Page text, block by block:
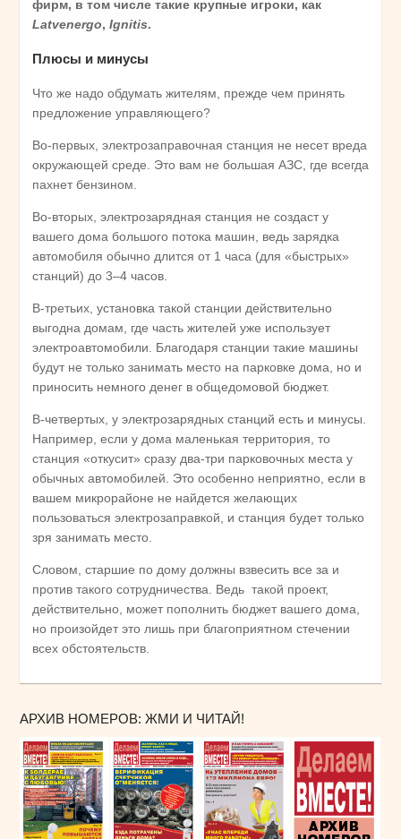
фирм, в том числе такие крупные игроки, как
Latvenergo, Ignitis.
Плюсы и минусы
Что же надо обдумать жителям, прежде чем принять
предложение управляющего?
Во-первых, электрозаправочная станция не несет вреда
окружающей среде. Это вам не большая АЗС, где всегда
пахнет бензином.
Во-вторых, электрозарядная станция не создаст у
вашего дома большого потока машин, ведь зарядка
автомобиля обычно длится от 1 часа (для «быстрых»
станций) до 3–4 часов.
В-третьих, установка такой станции действительно
выгодна домам, где часть жителей уже использует
электроавтомобили. Благодаря станции такие машины
будут не только занимать место на парковке дома, но и
приносить немного денег в общедомовой бюджет.
В-четвертых, у электрозарядных станций есть и минусы.
Например, если у дома маленькая территория, то
станция «откусит» сразу два-три парковочных места у
обычных автомобилей. Это особенно неприятно, если в
вашем микрорайоне не найдется желающих
пользоваться электрозаправкой, и станция будет только
зря занимать место.
Словом, старшие по дому должны взвесить все за и
против такого сотрудничества. Ведь такой проект,
действительно, может пополнить бюджет вашего дома,
но произойдет это лишь при благоприятном стечении
всех обстоятельств.
АРХИВ НОМЕРОВ: ЖМИ И ЧИТАЙ!